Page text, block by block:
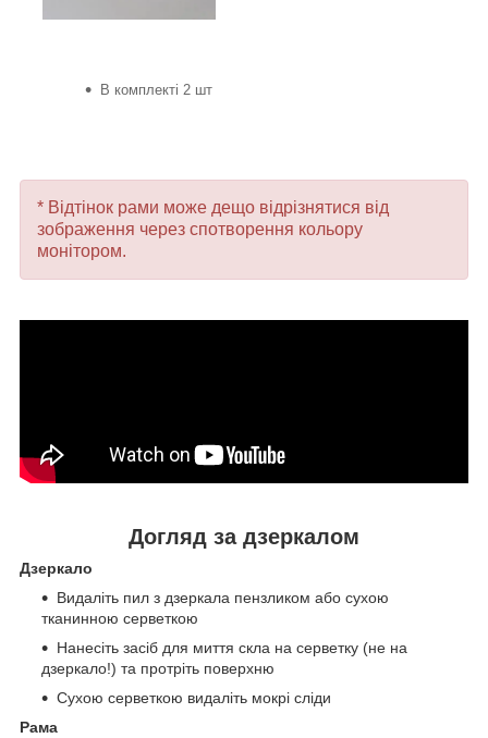
В комплекті 2 шт
* Відтінок рами може дещо відрізнятися від
зображення через спотворення кольору
монітором.
Догляд за дзеркалом
Дзеркало
Видаліть пил з дзеркала пензликом або сухою
тканинною серветкою
Нанесіть засіб для миття скла на серветку (не на
дзеркало!) та протріть поверхню
Сухою серветкою видаліть мокрі сліди
Рама